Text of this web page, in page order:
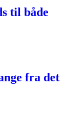
til både
fra det